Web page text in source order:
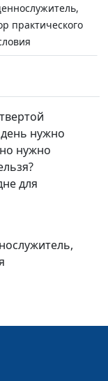
практического
Матевосян,
практического
Синицына,
Матевосян,
Синицына,
нужно
нужно
для